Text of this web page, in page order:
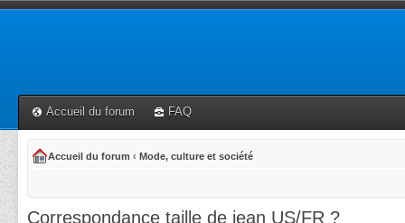
Accueil du forum FAQ
Accueil du forum ‹ Mode, culture et société
Correspondance taille de jean US/FR ?